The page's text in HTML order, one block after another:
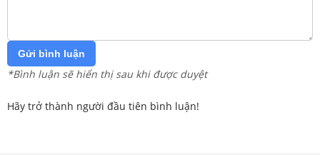
Gửi bình luận
*Bình luận sẽ hiển thị sau khi được duyệt
Hãy trở thành người đầu tiên bình luận!